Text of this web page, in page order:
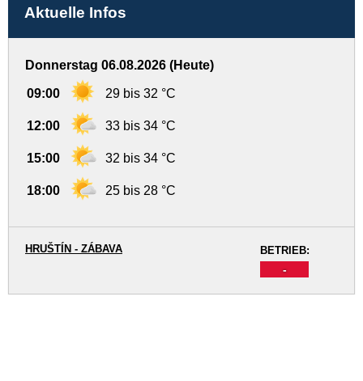
Aktuelle Infos
Donnerstag 06.08.2026 (Heute)
09:00 29 bis 32 °C
12:00 33 bis 34 °C
15:00 32 bis 34 °C
18:00 25 bis 28 °C
BETRIEB:
-
HRUŠTÍN - ZÁBAVA